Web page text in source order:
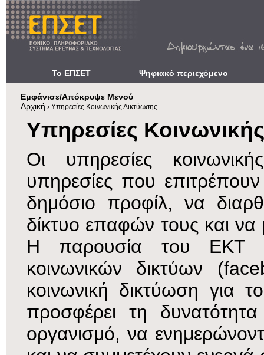
Το ΕΠΣΕΤ
Η Αποστολή μας
Πράσινη Πληροφορική
Πορεία Ανάπτυξης
Υπηρεσίες και Χρήστες
Γλωσσάρι Α-Ω
Ομάδα Έργου
Επικοινωνία
Ψηφιακό περιεχόμενο
Ηλεκτρονικές Εκδόσεις
Διαδραστικός Πολιτισμός
Εμφάνισε/Απόκρυψε Μενού
Είστε εδώ
Αρχική › Υπηρεσίες Κοινωνικής Δικτύωσης
Υπηρεσίες
Οι υπηρεσίες
υπηρεσίες που
δημόσιο προφίλ, να
δίκτυο επαφών τους και να
Η παρουσία του ΕΚΤ
κοινωνικών δικτύων
κοινωνική δικτύωση για
προσφέρει τη
οργανισμό, να